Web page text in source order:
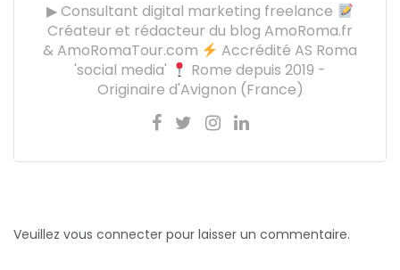
▶ Consultant digital marketing freelance
Créateur et rédacteur du blog AmoRoma.fr
& AmoRomaTour.com
Accrédité AS Roma
'social media'
Rome depuis 2019 -
Originaire d'Avignon (France)
Veuillez vous connecter pour laisser un commentaire.